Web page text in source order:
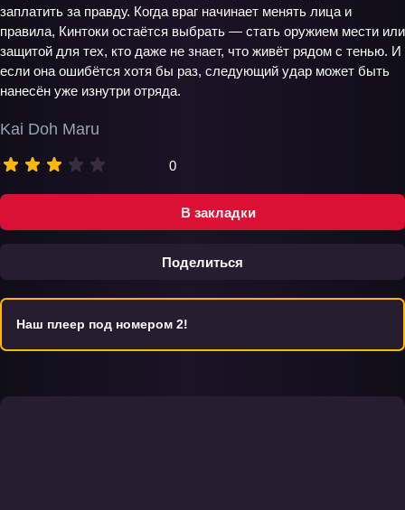
В закладки
Поделиться
Kai Doh Maru
0
заплатить за правду. Когда враг начинает менять лица и
правила, Кинтоки остаётся выбрать — стать оружием мести или
защитой для тех, кто даже не знает, что живёт рядом с тенью. И
если она ошибётся хотя бы раз, следующий удар может быть
нанесён уже изнутри отряда.
Наш плеер под номером 2!